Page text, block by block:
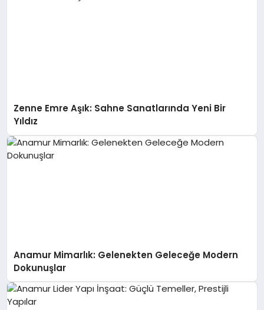
Zenne Emre Aşık: Sahne Sanatlarında Yeni Bir
Yıldız
Anamur Mimarlık: Gelenekten Geleceğe Modern
Dokunuşlar